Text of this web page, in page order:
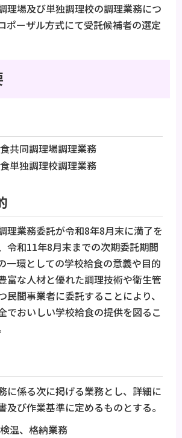
理場及び単独調理校の調理業務につ
ポーザル方式にて受託候補者の選定
共同調理場調理業務
単独調理校調理業務
理業務委託が令和8年8月末に満了を
令和11年8月末までの次期委託期間
一環としての学校給食の意義や目的
富な人材と優れた調理技術や衛生管
民間事業者に委託することにより、
でおいしい学校給食の提供を図るこ
に係る次に掲げる業務とし、詳細に
及び作業基準に定めるものとする。
温、格納業務